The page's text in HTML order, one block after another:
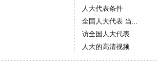
人大代表条件
全国人大代表 当...
访全国人大代表
人大的高清视频